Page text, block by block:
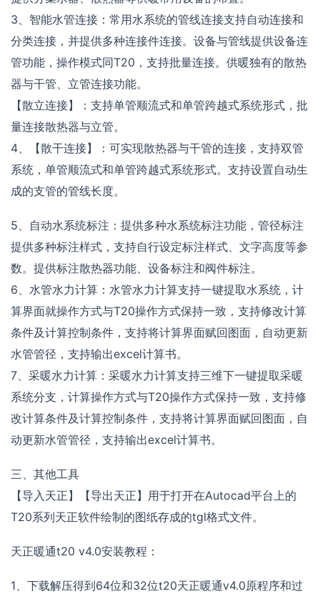
3、智能水管连接：常用水系统的管线连接支持自动连接和
分类连接，并提供多种连接件连接。设备与管线提供设备连
管功能，操作模式同T20，支持批量连接。供暖独有的散热
器与干管、立管连接功能。
【散立连接】：支持单管顺流式和单管跨越式系统形式，批
量连接散热器与立管。
4、【散干连接】：可实现散热器与干管的连接，支持双管
系统，单管顺流式和单管跨越式系统形式。支持设置自动生
成的支管的管线长度。
5、自动水系统标注：提供多种水系统标注功能，管径标注
提供多种标注样式，支持自行设定标注样式、文字高度等参
数。提供标注散热器功能、设备标注和阀件标注。
6、水管水力计算：水管水力计算支持一键提取水系统，计
算界面就操作方式与T20操作方式保持一致，支持修改计算
条件及计算控制条件，支持将计算界面赋回图面，自动更新
水管管径，支持输出excel计算书。
7、采暖水力计算：采暖水力计算支持三维下一键提取采暖
系统分支，计算操作方式与T20操作方式保持一致，支持修
改计算条件及计算控制条件，支持将计算界面赋回图面，自
动更新水管管径，支持输出excel计算书。
三、其他工具
【导入天正】【导出天正】用于打开在Autocad平台上的
T20系列天正软件绘制的图纸存成的tgl格式文件。
天正暖通t20 v4.0安装教程：
1、下载解压得到64位和32位t20天正暖通v4.0原程序和过